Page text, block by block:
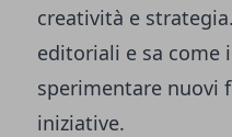
creatività e
editoriali e sa come
sperimentare nuovi
iniziative.